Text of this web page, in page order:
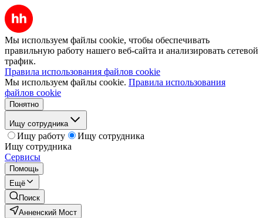
Мы используем файлы cookie, чтобы обеспечивать
правильную работу нашего веб-сайта и анализировать сетевой
трафик.
Правила использования файлов cookie
Мы используем файлы cookie. Правила использования
файлов cookie
Понятно
Ищу сотрудника
Ищу работу
Ищу сотрудника
Ищу сотрудника
Сервисы
Помощь
Ещё
Поиск
Анненский Мост